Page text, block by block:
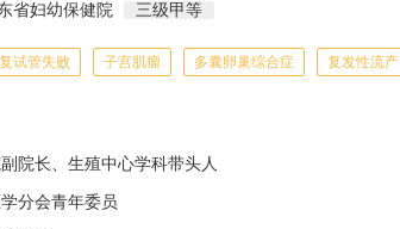
省妇幼保健院 三级甲等
试管失败 子宫肌瘤 多囊卵巢综合症 复发性流产
院长、生殖中心学科带头人
分会青年委员